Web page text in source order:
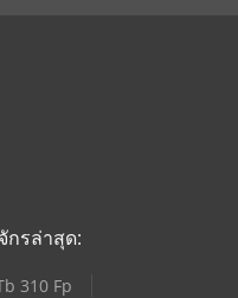
กรล่าสุด:
310 Fp